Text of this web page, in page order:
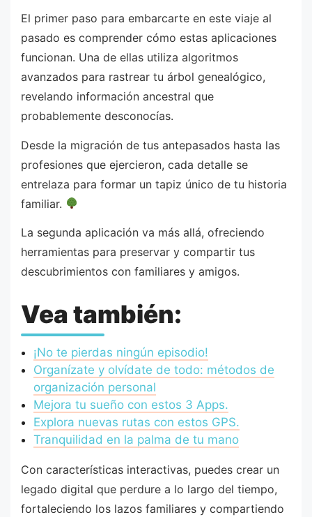
El primer paso para embarcarte en este viaje al
pasado es comprender cómo estas aplicaciones
funcionan. Una de ellas utiliza algoritmos
avanzados para rastrear tu árbol genealógico,
revelando información ancestral que
probablemente desconocías.
Desde la migración de tus antepasados hasta las
profesiones que ejercieron, cada detalle se
entrelaza para formar un tapiz único de tu historia
familiar.
La segunda aplicación va más allá, ofreciendo
herramientas para preservar y compartir tus
descubrimientos con familiares y amigos.
Vea también:
¡No te pierdas ningún episodio!
Organízate y olvídate de todo: métodos de
organización personal
Mejora tu sueño con estos 3 Apps.
Explora nuevas rutas con estos GPS.
Tranquilidad en la palma de tu mano
Con características interactivas, puedes crear un
legado digital que perdure a lo largo del tiempo,
fortaleciendo los lazos familiares y compartiendo